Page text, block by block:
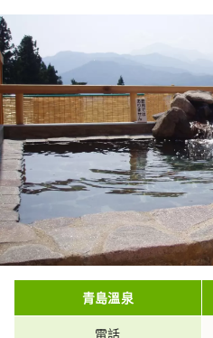
青島溫泉
電話